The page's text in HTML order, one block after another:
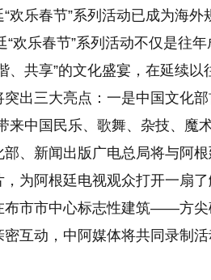
欢乐春节”系列活动已成为海
“欢乐春节”系列活动不仅是往
、共享”的文化盛宴，在延续
出三大亮点：一是中国文化
来中国民乐、歌舞、杂技、魔
、新闻出版广电总局将与阿
为阿根廷电视观众打开一扇
布市市中心标志性建筑——方尖
互动，中阿媒体将共同录制